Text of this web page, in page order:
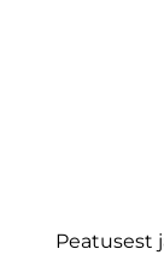
Peatusest